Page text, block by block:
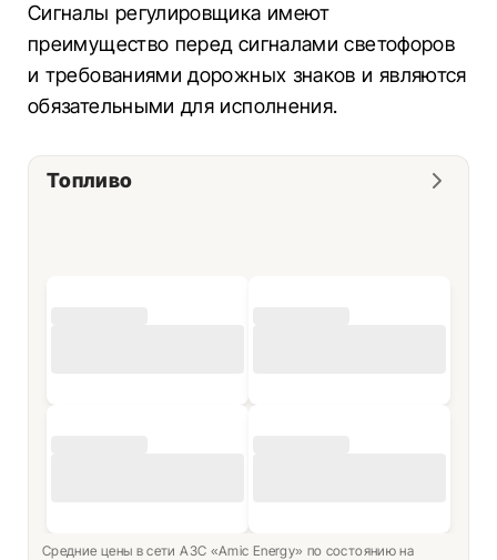
Сигналы регулировщика имеют
преимущество перед сигналами светофоров
и требованиями дорожных знаков и являются
обязательными для исполнения.
Топливо
Средние цены в сети АЗС «Amic Energy» по состоянию на